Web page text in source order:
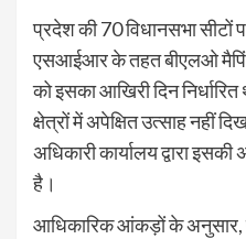
प्रदेश की 70 विधानसभा सीटों
एसआईआर के तहत बीएलओ मैपिंग
को इसका आखिरी दिन
क्षेत्रों में अपेक्षित उत्साह नहीं
अधिकारी कार्यालय द्वारा
है।
आधिकारिक आंकड़ों के अनुसार,